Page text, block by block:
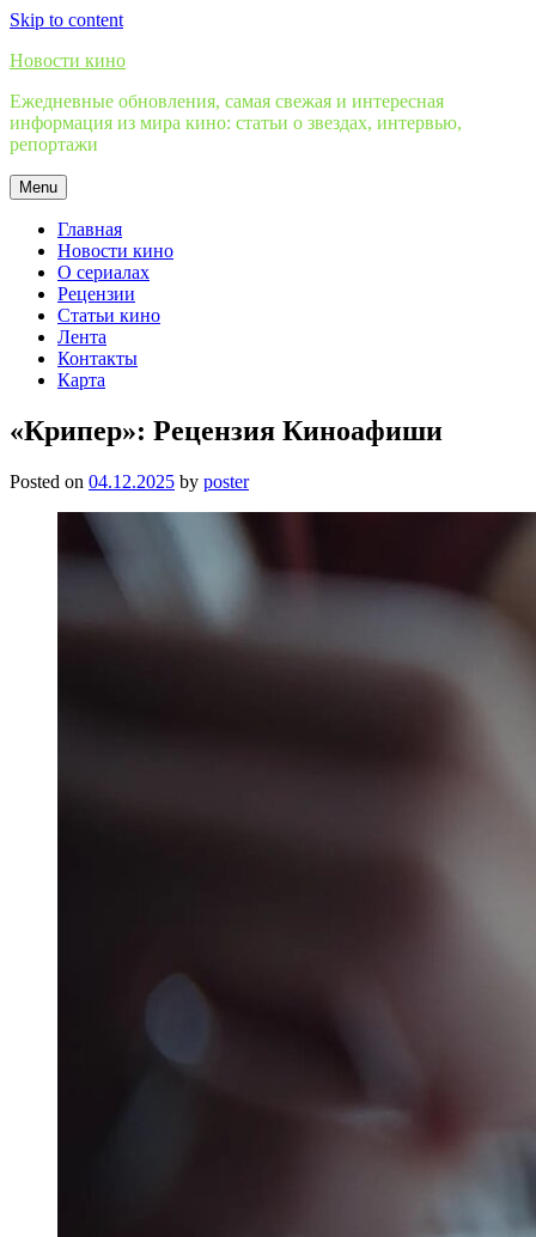
Skip to content
Новости кино
Ежедневные обновления, самая свежая и интересная
информация из мира кино: статьи о звездах, интервью,
репортажи
Menu
Главная
Новости кино
О сериалах
Рецензии
Статьи кино
Лента
Контакты
Карта
«Крипер»: Рецензия Киноафиши
Posted on 04.12.2025 by poster